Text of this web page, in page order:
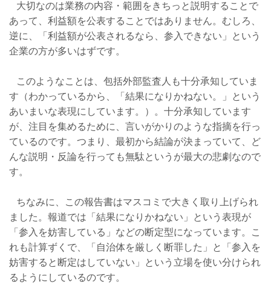
大切なのは業務の内容・範囲をきちっと説明することで
あって、利益額を公表することではありません。むしろ、
逆に、「利益額が公表されるなら、参入できない」という
企業の方が多いはずです。
このようなことは、包括外部監査人も十分承知していま
す（わかっているから、「結果になりかねない。」という
あいまいな表現にしています。）。十分承知しています
が、注目を集めるために、言いがかりのような指摘を行っ
ているのです。つまり、最初から結論が決まっていて、ど
んな説明・反論を行っても無駄というが最大の悲劇なので
す。
ちなみに、この報告書はマスコミで大きく取り上げられ
ました。報道では「結果になりかねない」という表現が
「参入を妨害している」などの断定型になっています。こ
れも計算ずくで、「自治体を厳しく断罪した」と「参入を
妨害すると断定はしていない」という立場を使い分けられ
るようにしているのです。